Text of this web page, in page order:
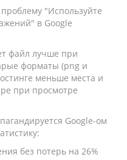
"Используйте
в Google
файл лучше при
форматы (png и
меньше места и
при просмотре
Google-ом
без потерь на 26%